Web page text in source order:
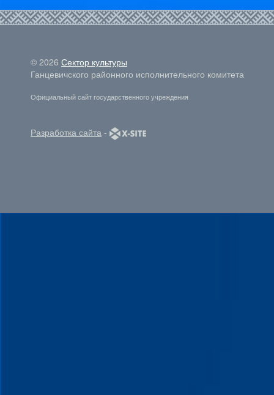
© 2026 Сектор культуры
Ганцевичского районного исполнительного комитета
Официальный сайт государственного учреждения
Разработка сайта -